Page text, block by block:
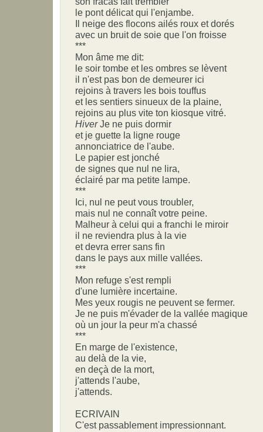
le pont délicat qui l'enjambe.
Il neige des flocons ailés roux et dorés
avec un bruit de soie que l'on froisse
***
Mon âme me dit:
le soir tombe et les ombres se lèvent
il n'est pas bon de demeurer ici
rejoins à travers les bois touffus
et les sentiers sinueux de la plaine,
rejoins au plus vite ton kiosque vitré.
HiverJe ne puis dormir
et je guette la ligne rouge
annonciatrice de l'aube.
Le papier est jonché
de signes que nul ne lira,
éclairé par ma petite lampe.
***
Ici, nul ne peut vous troubler,
mais nul ne connaît votre peine.
Malheur à celui qui a franchi le miroir
il ne reviendra plus à la vie
et devra errer sans fin
dans le pays aux mille vallées.
***
Mon refuge s'est rempli
d'une lumière incertaine.
Mes yeux rougis ne peuvent se fermer.
Je ne puis m'évader de la vallée magique
où un jour la peur m'a chassé
***
En marge de l'existence,
au delà de la vie,
en deçà de la mort,
j'attends l'aube,
j'attends.
ECRIVAIN
C'est passablement impressionnant.